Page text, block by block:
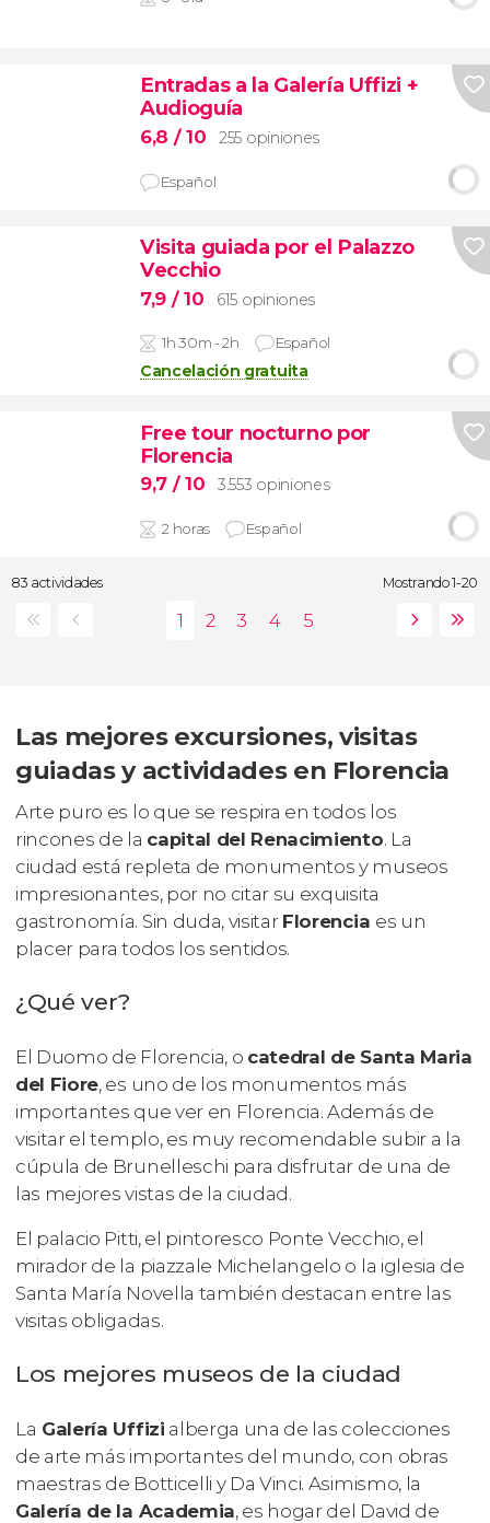
Entradas a la Galería Uffizi +
Audioguía
6,8 / 10 255 opiniones
Español
Visita guiada por el Palazzo
Vecchio
7,9 / 10 615 opiniones
1h 30m - 2h Español
Cancelación gratuita
Free tour nocturno por
Florencia
9,7 / 10 3.553 opiniones
2 horas Español
83 actividades Mostrando 1-20
Las mejores excursiones, visitas
guiadas y actividades en Florencia
Arte puro es lo que se respira en todos los
rincones de la capital del Renacimiento. La
ciudad está repleta de monumentos y museos
impresionantes, por no citar su exquisita
gastronomía. Sin duda, visitar Florencia es un
placer para todos los sentidos.
¿Qué ver?
El Duomo de Florencia, o catedral de Santa Maria
del Fiore, es uno de los monumentos más
importantes que ver en Florencia. Además de
visitar el templo, es muy recomendable subir a la
cúpula de Brunelleschi para disfrutar de una de
las mejores vistas de la ciudad.
El palacio Pitti, el pintoresco Ponte Vecchio, el
mirador de la piazzale Michelangelo o la iglesia de
Santa María Novella también destacan entre las
visitas obligadas.
Los mejores museos de la ciudad
La Galería Uffizi alberga una de las colecciones
de arte más importantes del mundo, con obras
maestras de Botticelli y Da Vinci. Asimismo, la
Galería de la Academia, es hogar del David de